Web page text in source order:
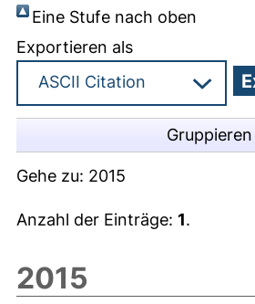
Eine Stufe nach oben
Exportieren als
Gehe zu: 2015
Anzahl der Einträge: 1.
2015